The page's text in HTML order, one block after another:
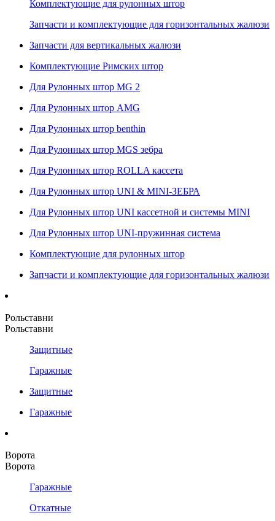
Комплектующие для рулонных штор
Запчасти и комплектующие для горизонтальных жалюзи
Запчасти для вертикальных жалюзи
Комплектующие Римских штор
Для Рулонных штор MG 2
Для Рулонных штор AMG
Для Рулонных штор benthin
Для Рулонных штор MGS зебра
Для Рулонных штор ROLLA кассета
Для Рулонных штор UNI & MINI-ЗЕБРА
Для Рулонных штор UNI кассетной и системы MINI
Для Рулонных штор UNI-пружинная система
Комплектующие для рулонных штор
Запчасти и комплектующие для горизонтальных жалюзи
Рольставни
Рольставни
Защитные
Гаражные
Защитные
Гаражные
Ворота
Ворота
Гаражные
Откатные